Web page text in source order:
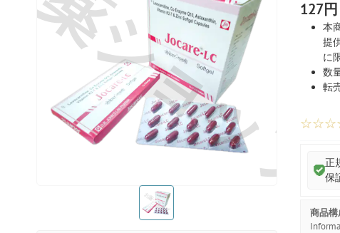
ショッ
お薬ショップ
127円
本
提
に
数
転
☆☆☆
正
保
商品構